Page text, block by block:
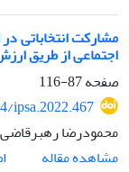
مشارکت انتخاباتی
اجتماعی از طریق
صفحه87-116
ipsa.2022.467
محمودرضا
مشاهده مقاله